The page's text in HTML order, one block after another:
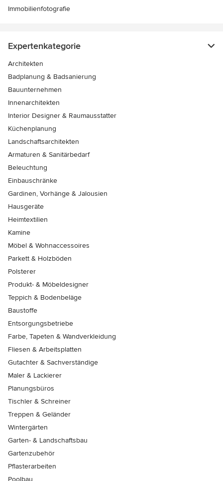
Immobilienfotografie
Expertenkategorie
Architekten
Badplanung & Badsanierung
Bauunternehmen
Innenarchitekten
Interior Designer & Raumausstatter
Küchenplanung
Landschaftsarchitekten
Armaturen & Sanitärbedarf
Beleuchtung
Einbauschränke
Gardinen, Vorhänge & Jalousien
Hausgeräte
Heimtextilien
Kamine
Möbel & Wohnaccessoires
Parkett & Holzböden
Polsterer
Produkt- & Möbeldesigner
Teppich & Bodenbeläge
Baustoffe
Entsorgungsbetriebe
Farbe, Tapeten & Wandverkleidung
Fliesen & Arbeitsplatten
Gutachter & Sachverständige
Maler & Lackierer
Planungsbüros
Tischler & Schreiner
Treppen & Geländer
Wintergärten
Garten- & Landschaftsbau
Gartenzubehör
Pflasterarbeiten